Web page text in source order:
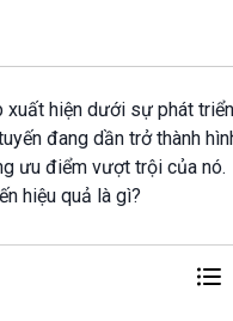
xuất hiện dưới sự phát triển
đang dần trở thành
ưu điểm vượt trội của nó.
hiệu quả là gì?